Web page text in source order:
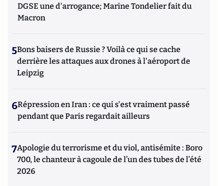
DGSE une d'arrogance; Marine Tondelier fait du
Macron
5Bons baisers de Russie ? Voilà ce qui se cache
derrière les attaques aux drones à l'aéroport de
Leipzig
6Répression en Iran : ce qui s'est vraiment passé
pendant que Paris regardait ailleurs
7Apologie du terrorisme et du viol, antisémite : Boro
700, le chanteur à cagoule de l’un des tubes de l’été
2026